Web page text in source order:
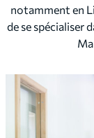
notamment en
de se spécialiser